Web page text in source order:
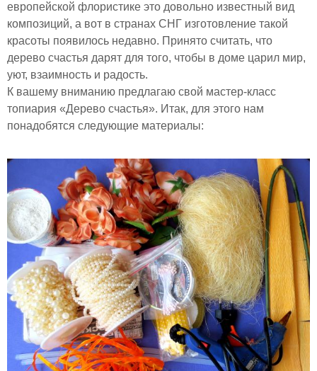
европейской флористике это довольно известный вид
композиций, а вот в странах СНГ изготовление такой
красоты появилось недавно. Принято считать, что
дерево счастья дарят для того, чтобы в доме царил мир,
уют, взаимность и радость.
К вашему вниманию предлагаю свой мастер-класс
топиария «Дерево счастья». Итак, для этого нам
понадобятся следующие материалы: